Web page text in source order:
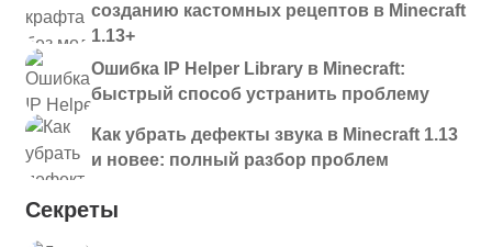
созданию кастомных рецептов в Minecraft
1.13+
Ошибка IP Helper Library в Minecraft:
быстрый способ устранить проблему
Как убрать дефекты звука в Minecraft 1.13
и новее: полный разбор проблем
Секреты